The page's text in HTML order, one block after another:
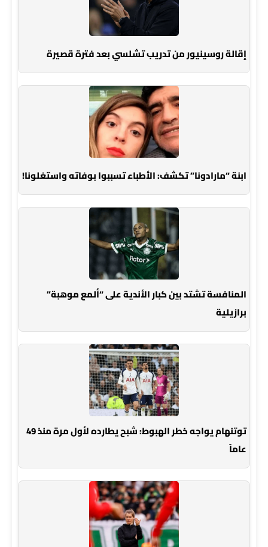
إقالة روسينيور من تدريب تشلسي بعد فترة قصيرة
ابنة “مارادونا” تكشف: الأطباء تسببوا بوفاته واستغلونا!
المنافسة تشتد بين كبار الأندية على “ألمع موهبة”
برازيلية
توتنهام يواجه خطر الهبوط: شبح يطارده لأول مرة منذ 49
عاماً